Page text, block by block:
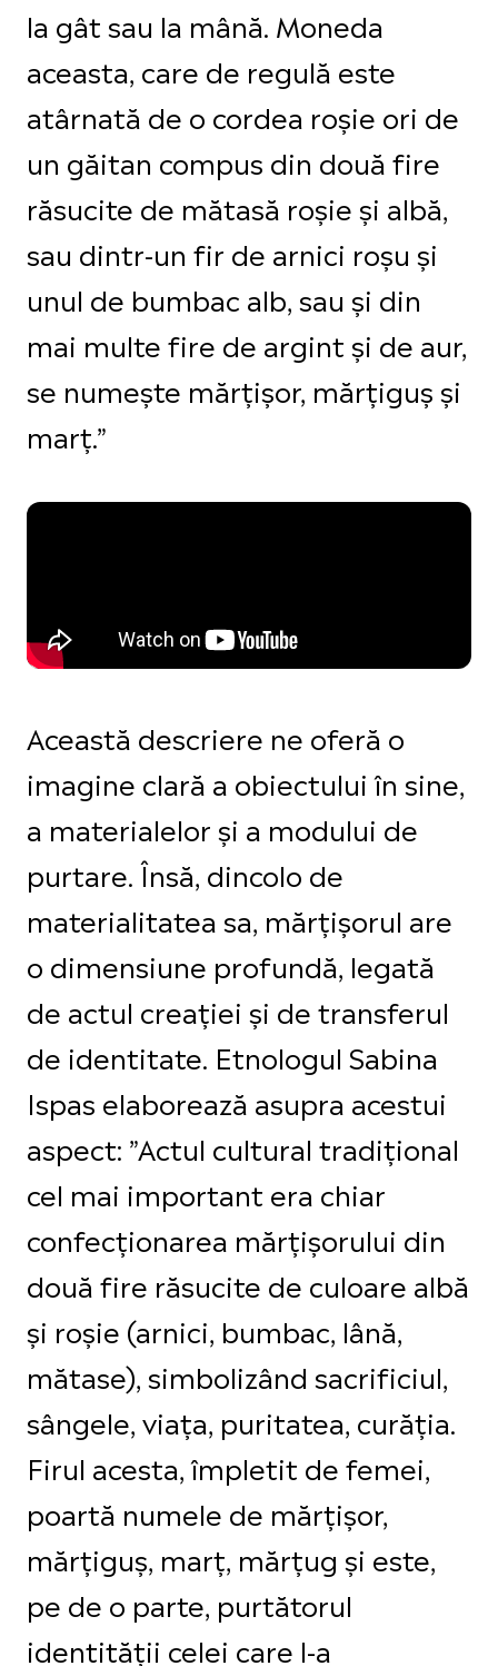
la gât sau la mână. Moneda
aceasta, care de regulă este
atârnată de o cordea roșie ori de
un găitan compus din două fire
răsucite de mătasă roșie și albă,
sau dintr-un fir de arnici roșu și
unul de bumbac alb, sau și din
mai multe fire de argint și de aur,
se numește mărțișor, mărțiguș și
marț.”
Această descriere ne oferă o
imagine clară a obiectului în sine,
a materialelor și a modului de
purtare. Însă, dincolo de
materialitatea sa, mărțișorul are
o dimensiune profundă, legată
de actul creației și de transferul
de identitate. Etnologul Sabina
Ispas elaborează asupra acestui
aspect: ”Actul cultural tradiţional
cel mai important era chiar
confecţionarea mărţișorului din
două fire răsucite de culoare albă
și roșie (arnici, bumbac, lână,
mătase), simbolizând sacrificiul,
sângele, viaţa, puritatea, curăţia.
Firul acesta, împletit de femei,
poartă numele de mărţișor,
mărţiguș, marţ, mărţug și este,
pe de o parte, purtătorul
identităţii celei care l-a